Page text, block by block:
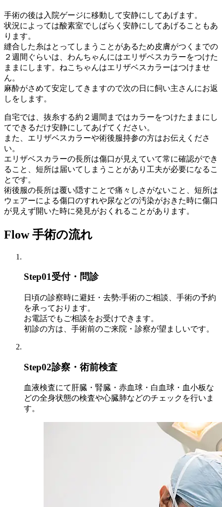
手術の後は入院ゲージに移動して安静にしてあげます。
状況によっては酸素室でしばらく安静にしてあげることもあ
ります。
縫合した糸はとってしまうことがあるため皮膚がつくまでの
２週間ぐらいは、わんちゃんにはエリザベスカラーをつけた
ままにします。ねこちゃんはエリザベスカラーはつけませ
ん。
麻酔がさめて安定してきますので次の日に飼い主さんにお返
しをします。
自宅では、抜糸する約２週間まではカラーをつけたままにし
てできるだけ安静にしてあげてください。
また、エリザベスカラーや術後服持参の方はお伝えくださ
い。
エリザベスカラーの長所は傷口が見えていて常に確認ができ
ること、短所は届いてしまうことがあり工夫が必要になるこ
とです。
術後服の長所は覆い隠すことで痛々しさがないこと、短所は
ウェアーによる傷口のすれや尿などの汚染がおきた時に傷口
が見えず開いた時に発見がおくれることがあります。
Flow 手術の流れ
Step01受付・問診
日頃の診察時に避妊・去勢:手術のご相談、手術の予約
を承っております。
お電話でもご相談をお受けできます。
初診の方は、手術前のご来院・診察が望ましいです。
Step02診察・術前検査
血液検査にて肝臓・腎臓・赤血球・白血球・血小板な
どの全身状態の検査や心臓肺などのチェックを行いま
す。